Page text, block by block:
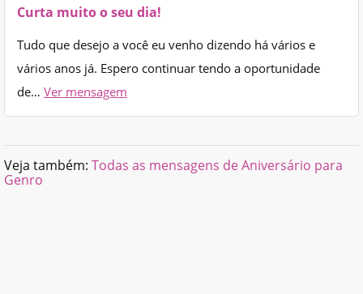
Curta muito o seu dia!
Tudo que desejo a você eu venho dizendo há vários e
vários anos já. Espero continuar tendo a oportunidade
de… Ver mensagem
Veja também: Todas as mensagens de Aniversário para
Genro